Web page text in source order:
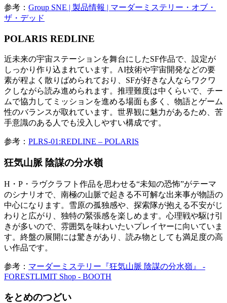
参考： Group SNE | 製品情報 | マーダーミステリー・オブ・
ザ・デッド
POLARIS REDLINE
近未来の宇宙ステーションを舞台にしたSF作品で、設定が
しっかり作り込まれています。AI技術や宇宙開発などの要
素が程よく散りばめられており、SFが好きな人ならワクワ
クしながら読み進められます。推理難度は中くらいで、チー
ムで協力してミッションを進める場面も多く、物語とゲーム
性のバランスが取れています。世界観に魅力があるため、苦
手意識のある人でも没入しやすい構成です。
参考： PLRS-01:REDLINE – POLARIS
狂気山脈 陰謀の分水嶺
H・P・ラヴクラフト作品を思わせる“未知の恐怖”がテーマ
のシナリオで、南極の山脈で起きる不可解な出来事が物語の
中心になります。雪原の孤独感や、探索隊が抱える不安がじ
わりと広がり、独特の緊張感を楽しめます。心理戦や駆け引
きが多いので、雰囲気を味わいたいプレイヤーに向いていま
す。終盤の展開には驚きがあり、読み物としても満足度の高
い作品です。
参考： マーダーミステリー『狂気山脈 陰謀の分水嶺』 -
FORESTLIMIT Shop - BOOTH
をとめのつどい